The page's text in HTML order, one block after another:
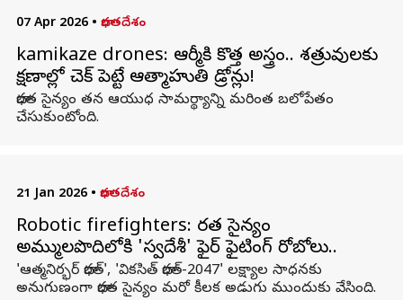
07 Apr 2026 • భారతదేశం
kamikaze drones: ఆర్మీకి కొత్త అస్త్రం.. శత్రువులకు
క్షణాల్లో చెక్‌ పెట్టే ఆత్మాహుతి డ్రోన్లు!
భారత సైన్యం తన ఆయుధ సామర్థ్యాన్ని మరింత బలోపేతం
చేసుకుంటోంది.
21 Jan 2026 • భారతదేశం
Robotic firefighters: భారత సైన్యం
అమ్ములపొదిలోకి 'స్వదేశీ' ఫైర్ ఫైటింగ్ రోబోలు..
'ఆత్మనిర్భర్ భారత్', 'వికసిత్ భారత్-2047' లక్ష్యాల సాధనకు
అనుగుణంగా భారత సైన్యం మరో కీలక అడుగు ముందుకు వేసింది.